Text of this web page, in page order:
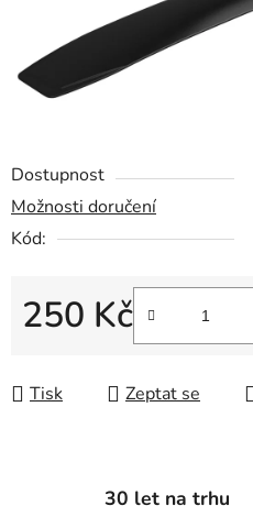
Dostupnost
Možnosti doručení
Kód:
250 Kč
Tisk Zeptat se
30 let na trhu